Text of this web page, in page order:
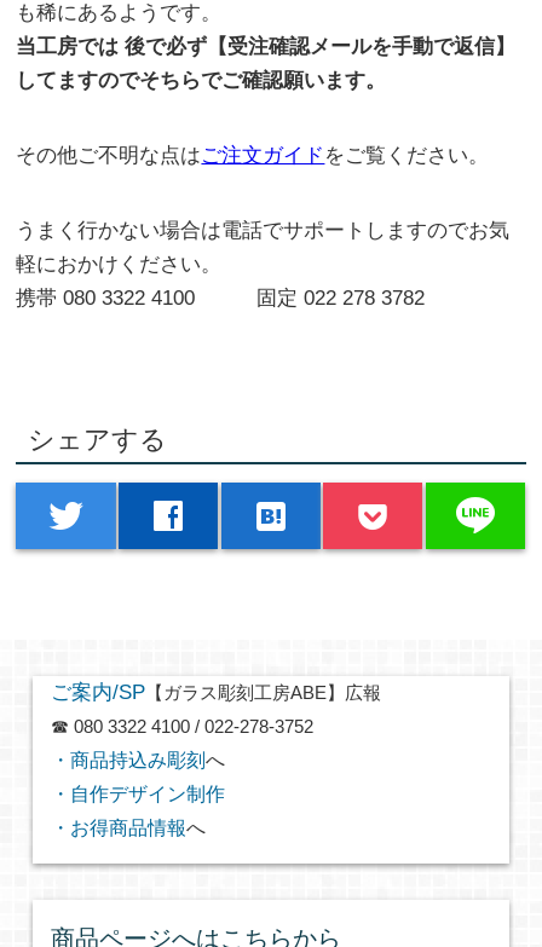
も稀にあるようです。
当工房では 後で必ず【受注確認メールを手動で返信】
してますのでそちらでご確認願います。
その他ご不明な点はご注文ガイド をご覧ください。
うまく行かない場合は電話でサポートしますのでお気
軽におかけください。
携帯 080 3322 4100 固定 022 278 3782
シェアする
twitter facebook hatenabookmark line
ご案内/SP【ガラス彫刻工房ABE】広報
☎ 080 3322 4100 / 022-278-3752
・商品持込み彫刻 へ
・自作デザイン制作
・お得商品情報へ
商品ページへはこちらから